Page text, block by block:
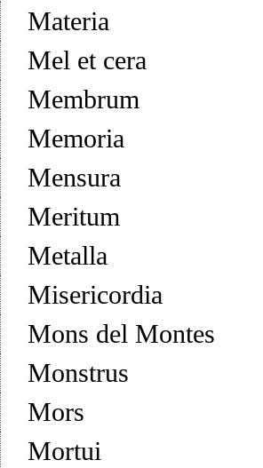
Materia
Mel et cera
Membrum
Memoria
Mensura
Meritum
Metalla
Misericordia
Mons del Montes
Monstrus
Mors
Mortui